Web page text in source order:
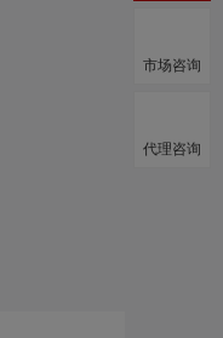
市场咨询
代理咨询